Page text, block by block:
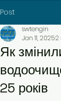
Post
Як
25 років
swtengin
Jan 11, 20252